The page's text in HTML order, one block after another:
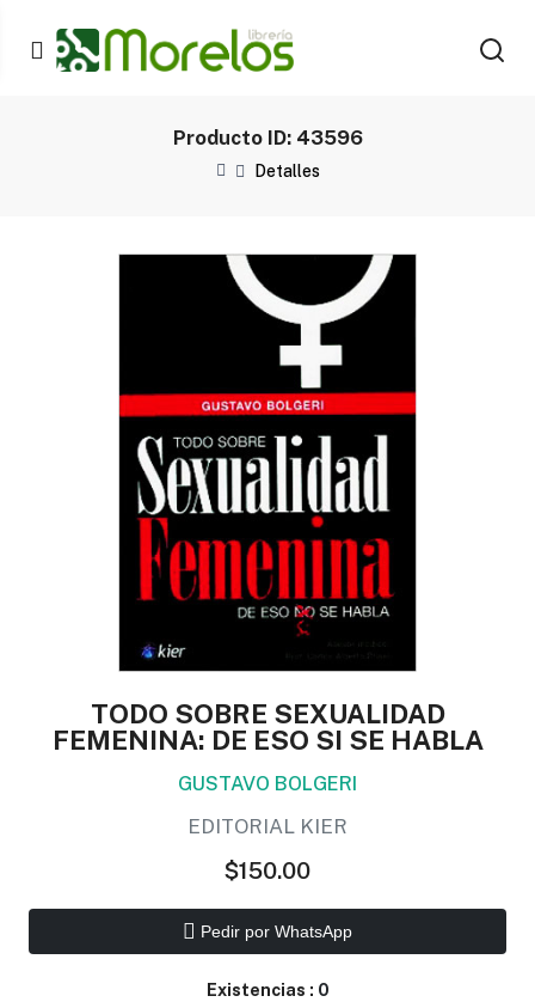
Producto ID: 43596
Detalles
TODO SOBRE SEXUALIDAD
FEMENINA: DE ESO SI SE HABLA
GUSTAVO BOLGERI
EDITORIAL KIER
$150.00
Pedir por WhatsApp
Existencias : 0